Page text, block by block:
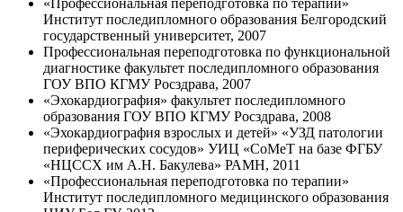
Институт последипломного образования Белгородский
государственный университет, 2007
Профессиональная переподготовка по функциональной
диагностике факультет последипломного образования
ГОУ ВПО КГМУ Росздрава, 2007
«Эхокардиография» факультет последипломного
образования ГОУ ВПО КГМУ Росздрава, 2008
«Эхокардиография взрослых и детей» «УЗД патологии
периферических сосудов» УИЦ «СоМеТ на базе ФГБУ
«НЦССХ им А.Н. Бакулева» РАМН, 2011
«Профессиональная переподготовка по терапии»
Институт последипломного медицинского образования